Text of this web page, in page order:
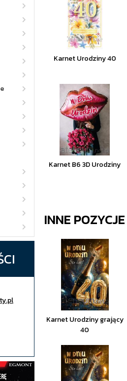
Karnet Urodziny 40
Karnet B6 3D Urodziny
INNE
Karnet Urodziny grający
40